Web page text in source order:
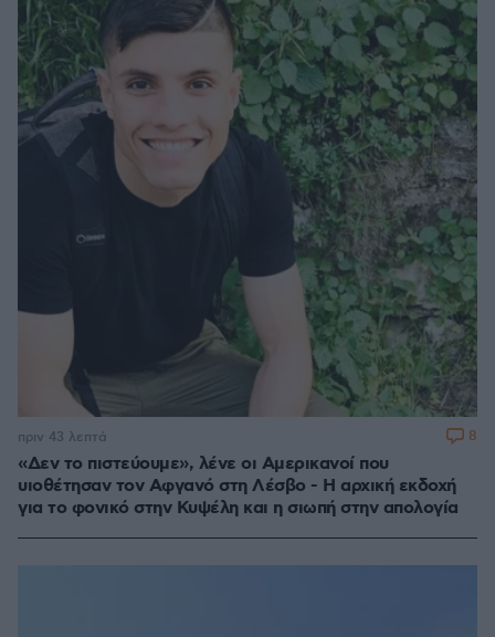
«Δεν το πιστεύουμε», λένε οι Αμερικανοί που
υιοθέτησαν τον Αφγανό στη Λέσβο - Η αρχική εκδοχή
για το φονικό στην Κυψέλη και η σιωπή στην απολογία
πριν 43 λεπτά 8